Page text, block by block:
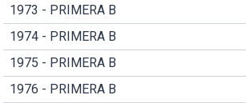
1973 - PRIMERA B
1974 - PRIMERA B
1975 - PRIMERA B
1976 - PRIMERA B